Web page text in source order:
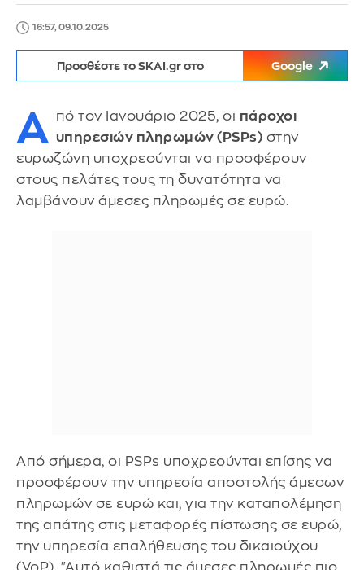
16:57, 09.10.2025
Προσθέστε το SKAI.gr στο Google
Α πό τον Ιανουάριο 2025, οι πάροχοι
υπηρεσιών πληρωμών (PSPs) στην
ευρωζώνη υποχρεούνται να προσφέρουν
στους πελάτες τους τη δυνατότητα να
λαμβάνουν άμεσες πληρωμές σε ευρώ.
Από σήμερα, οι PSPs υποχρεούνται επίσης να
προσφέρουν την υπηρεσία αποστολής άμεσων
πληρωμών σε ευρώ και, για την καταπολέμηση
της απάτης στις μεταφορές πίστωσης σε ευρώ,
την υπηρεσία επαλήθευσης του δικαιούχου
(VoP). "Αυτό καθιστά τις άμεσες πληρωμές πιο